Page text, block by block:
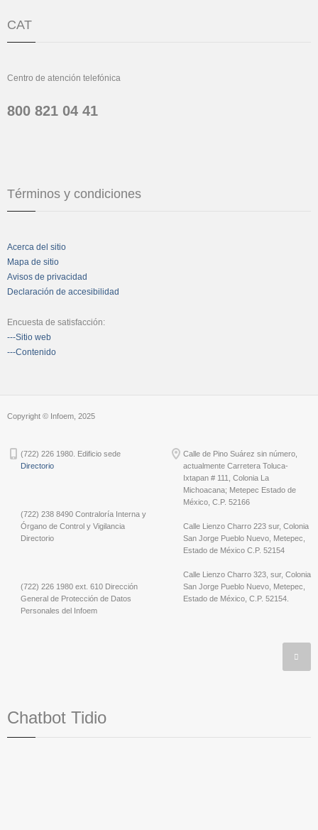
CAT
Centro de atención telefónica
800 821 04 41
Términos y condiciones
Acerca del sitio
Mapa de sitio
Avisos de privacidad
Declaración de accesibilidad
Encuesta de satisfacción:
---Sitio web
---Contenido
Copyright © Infoem, 2025
(722) 226 1980. Edificio sede
Directorio
(722) 238 8490 Contraloría Interna y
Órgano de Control y Vigilancia
Directorio
(722) 226 1980 ext. 610 Dirección
General de Protección de Datos
Personales del Infoem
Calle de Pino Suárez sin número,
actualmente Carretera Toluca-
Ixtapan # 111, Colonia La
Michoacana; Metepec Estado de
México, C.P. 52166
Calle Lienzo Charro 223 sur, Colonia
San Jorge Pueblo Nuevo, Metepec,
Estado de México C.P. 52154
Calle Lienzo Charro 323, sur, Colonia
San Jorge Pueblo Nuevo, Metepec,
Estado de México, C.P. 52154.
Chatbot Tidio